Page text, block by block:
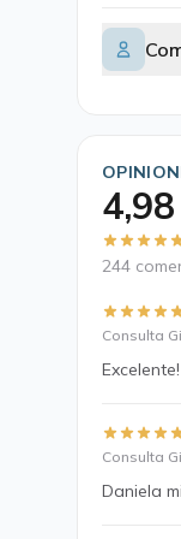
4,98
244
Consulta
Excelente!
Consulta
Daniela